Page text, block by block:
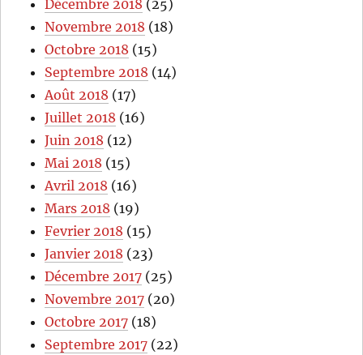
Décembre 2018 (25)
Novembre 2018 (18)
Octobre 2018 (15)
Septembre 2018 (14)
Août 2018 (17)
Juillet 2018 (16)
Juin 2018 (12)
Mai 2018 (15)
Avril 2018 (16)
Mars 2018 (19)
Fevrier 2018 (15)
Janvier 2018 (23)
Décembre 2017 (25)
Novembre 2017 (20)
Octobre 2017 (18)
Septembre 2017 (22)